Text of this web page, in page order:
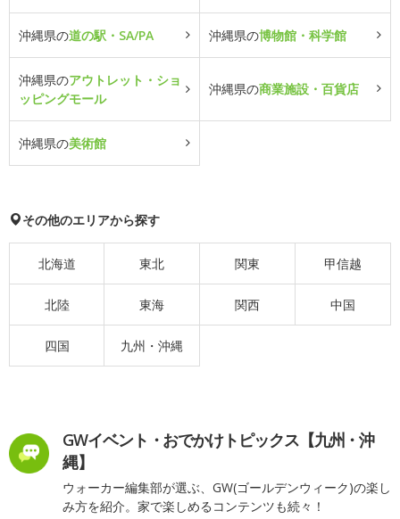
沖縄県の道の駅・SA/PA 沖縄県の博物館・科学館
沖縄県のアウトレット・ショ
ッピングモール
沖縄県の商業施設・百貨店
沖縄県の美術館
その他のエリアから探す
北海道 東北 関東 甲信越
北陸 東海 関西 中国
四国 九州・沖縄
GWイベント・おでかけトピックス【九州・沖
縄】
ウォーカー編集部が選ぶ、GW(ゴールデンウィーク)の楽し
み方を紹介。家で楽しめるコンテンツも続々！